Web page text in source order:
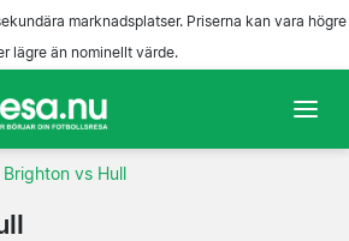
marknadsplatser. Priserna kan vara högre
lägre än nominellt värde.
Brighton vs Hull